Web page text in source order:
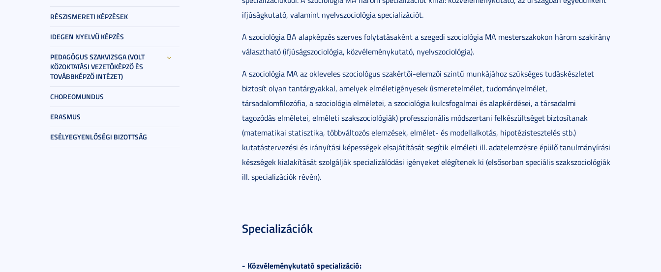
RÉSZISMERETI KÉPZÉSEK
IDEGEN NYELVŰ KÉPZÉS
PEDAGÓGUS SZAKVIZSGA (VOLT
KÖZOKTATÁSI VEZETŐKÉPZŐ ÉS
TOVÁBBKÉPZŐ INTÉZET)
CHOREOMUNDUS
ERASMUS
ESÉLYEGYENLŐSÉGI BIZOTTSÁG
ifjúságkutató, valamint nyelvszociológia specializációt.
A szociológia BA alapképzés szerves folytatásaként a szegedi szociológia MA mesterszakokon három szakirány
választható (ifjúságszociológia, közvéleménykutató, nyelvszociológia).
A szociológia MA az okleveles szociológus szakértői-elemzői szintű munkájához szükséges tudáskészletet
biztosít olyan tantárgyakkal, amelyek elméletigényesek (ismeretelmélet, tudományelmélet,
társadalomfilozófia, a szociológia elméletei, a szociológia kulcsfogalmai és alapkérdései, a társadalmi
tagozódás elméletei, elméleti szakszociológiák) professzionális módszertani felkészültséget biztosítanak
(matematikai statisztika, többváltozós elemzések, elmélet- és modellalkotás, hipotézistesztelés stb.)
kutatástervezési és irányítási képességek elsajátítását segítik elméleti ill. adatelemzésre épülő tanulmányírási
készségek kialakítását szolgálják specializálódási igényeket elégítenek ki (elsősorban speciális szakszociológiák
ill. specializációk révén).
Specializációk
- Közvéleménykutató specializáció: